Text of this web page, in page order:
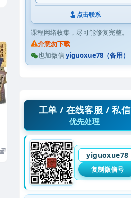
点击联系
课程网络收集，尽可能修复完整。
介意勿下载
也加微信yiguoxue78（备用）
工单 / 在线客服 / 私信
优先处理
yiguoxue78
复制微信号